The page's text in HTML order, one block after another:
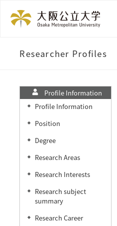
Researcher Profiles
Profile Information
◆ Profile Information
◆ Position
◆ Degree
◆ Research Areas
◆ Research Interests
◆
Research subject
summary
◆ Research Career